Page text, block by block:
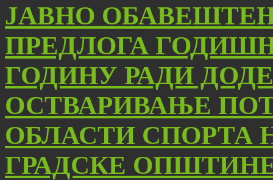
ЈАВНО
ПРЕДЛОГА
ГОДИНУ РАДИ
ОСТВАРИВАЊЕ
ОБЛАСТИ СПОРТА
ГРАДСКЕ